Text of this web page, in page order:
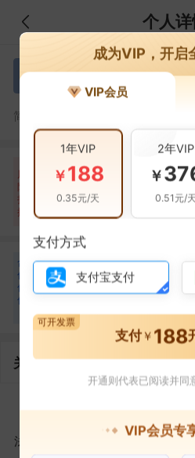
个人
于 于福珍
简介：
风
险
扫
描
自身风险
暂无风险
关联风险
暂无风险
合
作
伙
伴
刘 刘鑫炎
合作1次
庆安县筑祥建筑工程有
高
庆安县筑祥
关联企业
1
法定代表人
1
对外投资
成为VIP，开启
VIP会员
1年VIP
￥188
0.35元/天
2年VIP
￥
0.51元/天
支付方式
支付宝支付
支付￥ 188
可开发票
开通则代表已阅读并同
VIP会员专